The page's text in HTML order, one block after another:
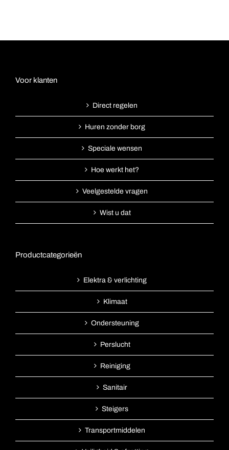
Voor klanten
Direct regelen
Huren zonder borg
Speciale wensen
Hoe werkt het?
Veelgestelde vragen
Wist u dat
Productcategorieën
Elektra & verlichting
Klimaat
Ondersteuning
Perslucht
Reiniging
Sanitair
Steigers
Transportmiddelen